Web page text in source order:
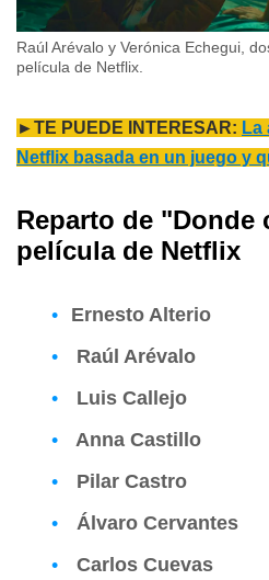
Raúl Arévalo y Verónica Echegui,
película de Netflix.
►TE PUEDE INTERESAR: La
Netflix basada en un juego y
Reparto de "Donde
película de Netflix
Ernesto Alterio
Raúl Arévalo
Luis Callejo
Anna Castillo
Pilar Castro
Álvaro Cervantes
Carlos Cuevas